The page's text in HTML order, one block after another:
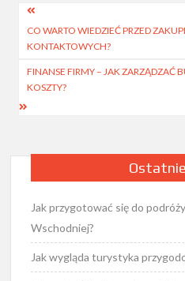
Nawigacja
wpisu
CO WARTO WIEDZIEĆ PRZED
KONTAKTOWYCH?
FINANSE FIRMY – JAK ZARZĄDZAĆ
KOSZTY?
Jak przygotować się do
Wschodniej?
Jak wygląda turystyka